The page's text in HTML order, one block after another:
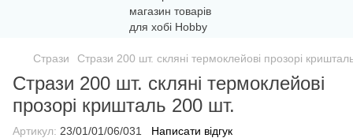
Стрази Стрази 200 шт. скляні термоклейові прозорі
Стрази 200 шт. скляні термоклейові
прозорі кришталь 200 шт.
Артикул: 23/01/01/06/031 Написати відгук